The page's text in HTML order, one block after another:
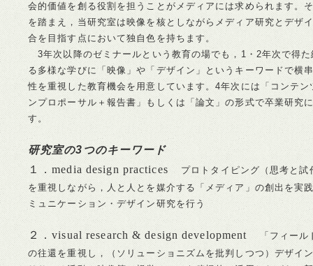
会的価値を創る役割を担うことがメディアには求められます。
を踏まえ，当研究室は映像を核としながらメディア研究とデザ
合を目指す点において独自色を持ちます。
3年次以降のゼミナールという教育の場でも，1・2年次で得
る多様な学びに「映像」や「デザイン」というキーワードで横
性を重視した教育機会を用意しています。4年次には「コンテン
ンプロポーサル＋報告書」もしくは「論文」の形式で卒業研究
す。
研究室の3つのキーワード
１．media design practices プロトタイピング（思考と試
を重視しながら，人と人とを媒介する「メディア」の創出を実
ミュニケーション・デザイン研究を行う
２．visual research & design development
「フィール
の往還を重視し，（ソリューショニズムを批判しつつ）デザイ